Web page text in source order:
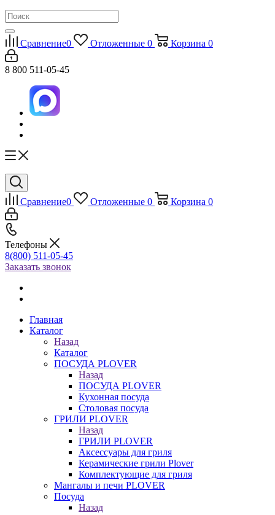
Сравнение0 Отложенные 0 Корзина 0
8 800 511-05-45
Сравнение0 Отложенные 0 Корзина 0
Телефоны
8(800) 511-05-45
Заказать звонок
Главная
Каталог
Назад
Каталог
ПОСУДА PLOVER
Назад
ПОСУДА PLOVER
Кухонная посуда
Столовая посуда
ГРИЛИ PLOVER
Назад
ГРИЛИ PLOVER
Аксессуары для гриля
Керамические грили Plover
Комплектующие для гриля
Мангалы и печи PLOVER
Посуда
Назад